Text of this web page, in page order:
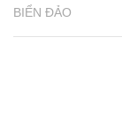
BIỂN ĐẢO